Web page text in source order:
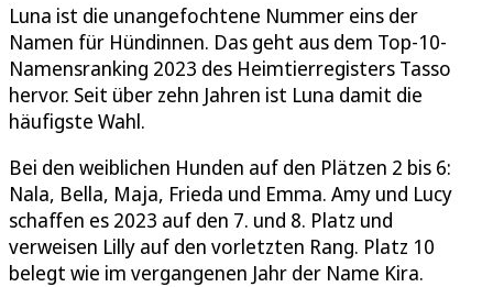
Luna ist die unangefochtene Nummer eins der
Namen für Hündinnen. Das geht aus dem Top-10-
Namensranking 2023 des Heimtierregisters Tasso
hervor. Seit über zehn Jahren ist Luna damit die
häufigste Wahl.
Bei den weiblichen Hunden auf den Plätzen 2 bis 6:
Nala, Bella, Maja, Frieda und Emma. Amy und Lucy
schaffen es 2023 auf den 7. und 8. Platz und
verweisen Lilly auf den vorletzten Rang. Platz 10
belegt wie im vergangenen Jahr der Name Kira.